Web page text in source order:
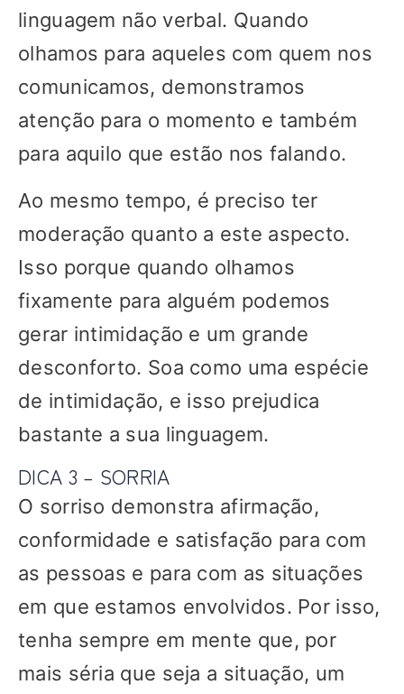
linguagem não verbal. Quando
olhamos para aqueles com quem nos
comunicamos, demonstramos
atenção para o momento e também
para aquilo que estão nos falando.
Ao mesmo tempo, é preciso ter
moderação quanto a este aspecto.
Isso porque quando olhamos
fixamente para alguém podemos
gerar intimidação e um grande
desconforto. Soa como uma espécie
de intimidação, e isso prejudica
bastante a sua linguagem.
DICA 3 – SORRIA
O sorriso demonstra afirmação,
conformidade e satisfação para com
as pessoas e para com as situações
em que estamos envolvidos. Por isso,
tenha sempre em mente que, por
mais séria que seja a situação, um